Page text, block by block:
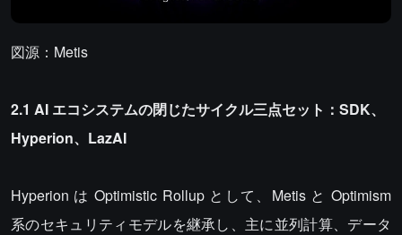
図源：Metis
2.1 AI エコシステムの閉じたサイクル三点セット：SDK、
Hyperion、LazAI
Hyperion は Optimistic Rollup として、Metis と Optimism
系のセキュリティモデルを継承し、主に並列計算、データ